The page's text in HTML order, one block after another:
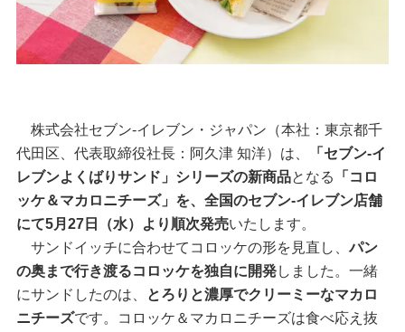
株式会社セブン‐イレブン・ジャパン（本社：東京都千
代田区、代表取締役社長：阿久津 知洋）は、
「セブン‐イ
レブンよくばりサンド」シリーズの新商品となる
「コロ
ッケ＆マカロニチーズ」を、全国のセブン‐イレブン店舗
にて5月27日（水）より順次発売いたします。
サンドイッチに合わせてコロッケの形を見直し、パン
の奥まで行き渡るコロッケを独自に開発しました。一緒
にサンドしたのは、
とろりと濃厚でクリーミーなマカロ
ニチーズです。コロッケ＆マカロニチーズは食べ応え抜